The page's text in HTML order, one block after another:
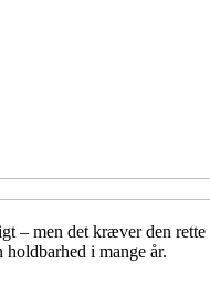
– men det kræver den
i mange år.